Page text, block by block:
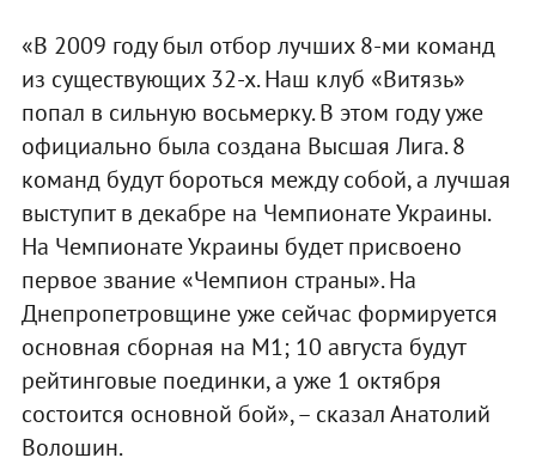
«В 2009 году был отбор лучших 8-ми команд
из существующих 32-х. Наш клуб «Витязь»
попал в сильную восьмерку. В этом году уже
официально была создана Высшая Лига. 8
команд будут бороться между собой, а лучшая
выступит в декабре на Чемпионате Украины.
На Чемпионате Украины будет присвоено
первое звание «Чемпион страны». На
Днепропетровщине уже сейчас формируется
основная сборная на М1; 10 августа будут
рейтинговые поединки, а уже 1 октября
состоится основной бой», – сказал Анатолий
Волошин.